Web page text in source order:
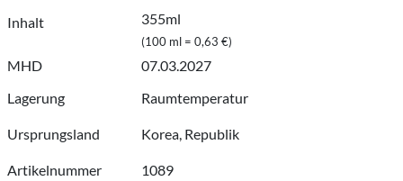
Inhalt 355ml
(100 ml = 0,63 €)
MHD
07.03.2027
Lagerung
Raumtemperatur
Ursprungsland Korea, Republik
Artikelnummer 1089